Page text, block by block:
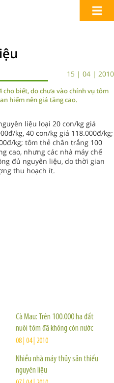
15 | 04 | 2010
cho biết, do chưa vào chính vụ tôm
hiếm nên giá tăng cao.
liệu loại 20 con/kg giá
kg, 40 con/kg giá 118.000đ/kg;
kg; tôm thẻ chân trắng 100
cao, nhưng các nhà máy chế
đủ nguyên liệu, do thời gian
thu hoạch ít.
Cà Mau: Trên 100.000 ha đất
nuôi tôm đã không còn nước
08 | 04 | 2010
Nhiều nhà máy thủy sản thiếu
nguyên liệu